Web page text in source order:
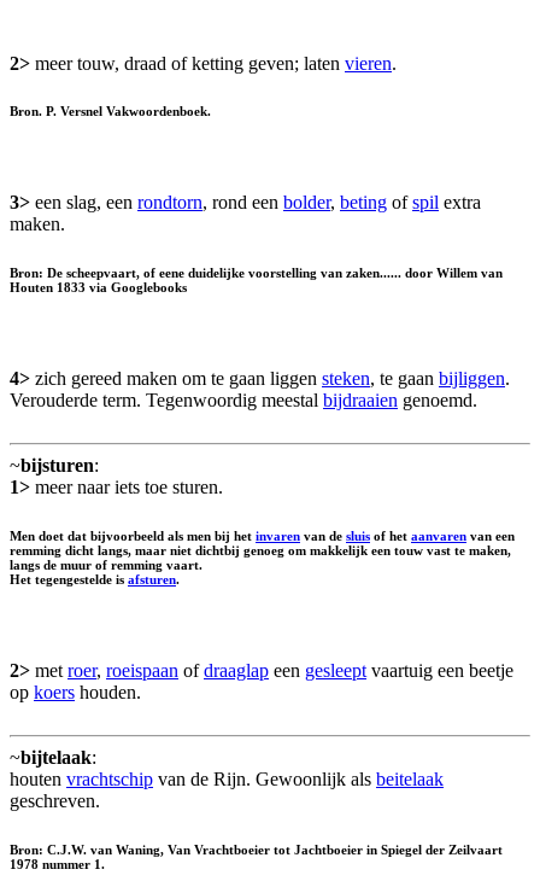
2> meer touw, draad of ketting geven; laten vieren.
Bron. P. Versnel Vakwoordenboek.
3> een slag, een rondtorn, rond een bolder, beting ofspil extra
maken.
Bron: De scheepvaart, of eene duidelijke voorstelling van zaken...... door Willem van
Houten 1833 via Googlebooks
4> zich gereed maken om te gaan liggen steken, te gaan bijliggen.
Verouderde term. Tegenwoordig meestal bijdraaien genoemd.
~bijsturen:
1> meer naar iets toe sturen.
Men doet dat bijvoorbeeld als men bij het invaren van de sluis of het aanvaren van een
remming dicht langs, maar niet dichtbij genoeg om makkelijk een touw vast te maken,
langs de muur of remming vaart.
Het tegengestelde is afsturen.
2> met roer, roeispaan ofdraaglap een gesleept vaartuig een beetje
op koers houden.
~bijtelaak:
houten vrachtschip van de Rijn. Gewoonlijk als beitelaak
geschreven.
Bron: C.J.W. van Waning, Van Vrachtboeier tot Jachtboeier in Spiegel der Zeilvaart
1978 nummer 1.